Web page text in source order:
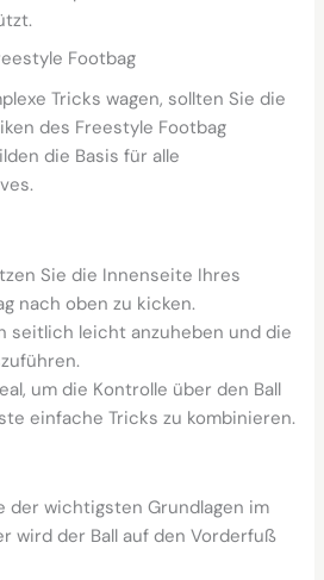
Footbag
Tricks wagen, sollten Sie die
des Freestyle Footbag
die Basis für alle
Sie die Innenseite Ihres
nach oben zu kicken.
seitlich leicht anzuheben und die
um die Kontrolle über den Ball
einfache Tricks zu kombinieren.
der wichtigsten Grundlagen im
wird der Ball auf den Vorderfuß